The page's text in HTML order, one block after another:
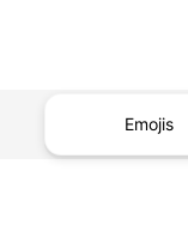
Emojis